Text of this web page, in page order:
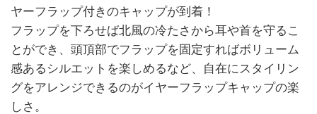
ヤーフラップ付きのキャップが到着！
フラップを下ろせば北風の冷たさから耳や首を守るこ
とができ、頭頂部でフラップを固定すればボリューム
感あるシルエットを楽しめるなど、自在にスタイリン
グをアレンジできるのがイヤーフラップキャップの楽
しさ。